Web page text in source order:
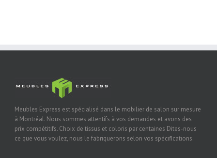
Meubles Express est spécialisé dans le mobilier de salon sur mesure
à Montréal. Nous sommes attentifs à vos demandes et avons des
prix compétitifs. Choix de tissus et coloris par centaines Dites-nous
ce que vous voulez, nous le fabriquerons selon vos spécifications.